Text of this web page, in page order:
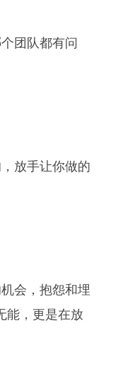
团队都有问
放手让你做的
会，抱怨和埋
能，更是在放